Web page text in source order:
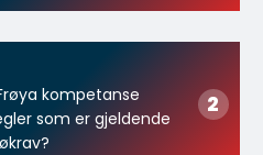
kompetanse
som er gjeldende